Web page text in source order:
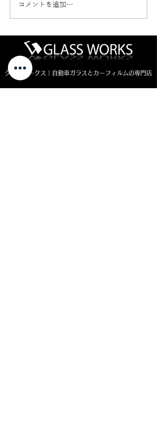
新車ジムニーノマド カ
コメントを追加…
グラスワークス｜自動車ガラスとカーフィルムの専門店